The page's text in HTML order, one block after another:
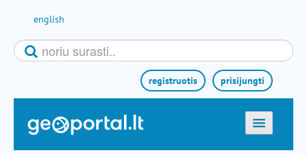
english
prisijungti
registruotis
titulinis